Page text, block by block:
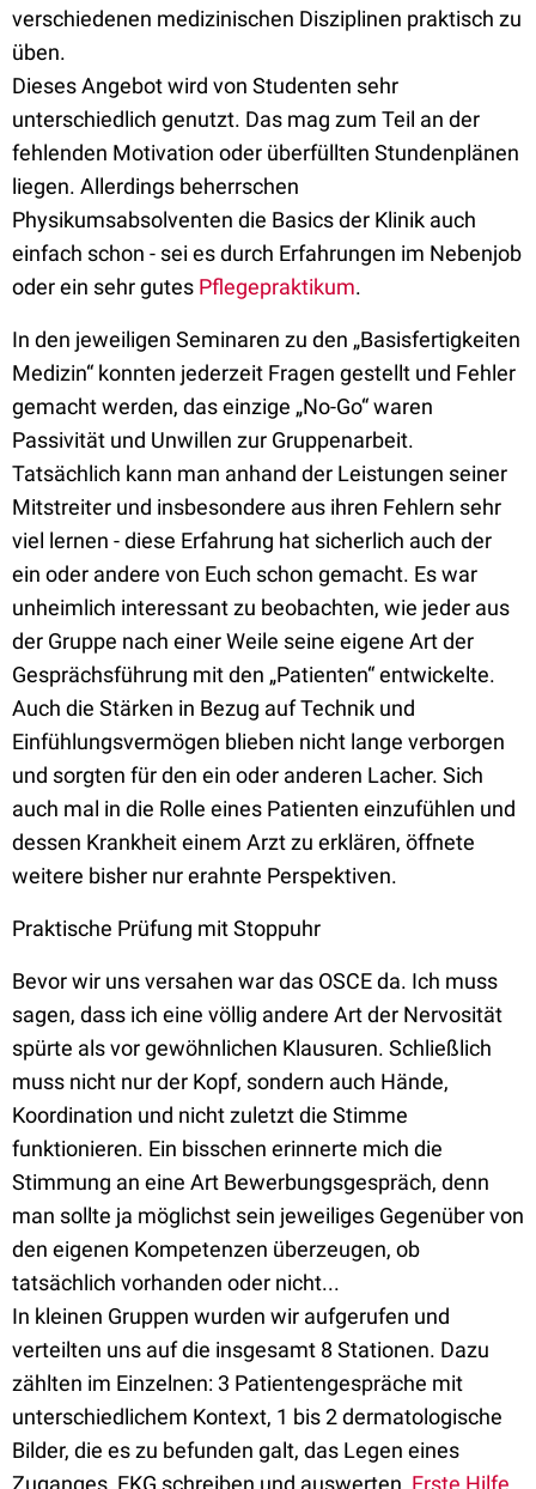
verschiedenen medizinischen Disziplinen praktisch zu
üben.
Dieses Angebot wird von Studenten sehr
unterschiedlich genutzt. Das mag zum Teil an der
fehlenden Motivation oder überfüllten Stundenplänen
liegen. Allerdings beherrschen
Physikumsabsolventen die Basics der Klinik auch
einfach schon - sei es durch Erfahrungen im Nebenjob
oder ein sehr gutes Pflegepraktikum.
In den jeweiligen Seminaren zu den „Basisfertigkeiten
Medizin“ konnten jederzeit Fragen gestellt und Fehler
gemacht werden, das einzige „No-Go“ waren
Passivität und Unwillen zur Gruppenarbeit.
Tatsächlich kann man anhand der Leistungen seiner
Mitstreiter und insbesondere aus ihren Fehlern sehr
viel lernen - diese Erfahrung hat sicherlich auch der
ein oder andere von Euch schon gemacht. Es war
unheimlich interessant zu beobachten, wie jeder aus
der Gruppe nach einer Weile seine eigene Art der
Gesprächsführung mit den „Patienten“ entwickelte.
Auch die Stärken in Bezug auf Technik und
Einfühlungsvermögen blieben nicht lange verborgen
und sorgten für den ein oder anderen Lacher. Sich
auch mal in die Rolle eines Patienten einzufühlen und
dessen Krankheit einem Arzt zu erklären, öffnete
weitere bisher nur erahnte Perspektiven.
Praktische Prüfung mit Stoppuhr
Bevor wir uns versahen war das OSCE da. Ich muss
sagen, dass ich eine völlig andere Art der Nervosität
spürte als vor gewöhnlichen Klausuren. Schließlich
muss nicht nur der Kopf, sondern auch Hände,
Koordination und nicht zuletzt die Stimme
funktionieren. Ein bisschen erinnerte mich die
Stimmung an eine Art Bewerbungsgespräch, denn
man sollte ja möglichst sein jeweiliges Gegenüber von
den eigenen Kompetenzen überzeugen, ob
tatsächlich vorhanden oder nicht...
In kleinen Gruppen wurden wir aufgerufen und
verteilten uns auf die insgesamt 8 Stationen. Dazu
zählten im Einzelnen: 3 Patientengespräche mit
unterschiedlichem Kontext, 1 bis 2 dermatologische
Bilder, die es zu befunden galt, das Legen eines
Zuganges, EKG schreiben und auswerten, Erste Hilfe